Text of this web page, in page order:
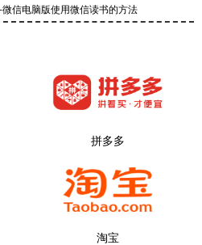
信电脑版使用微信读书的方法
拼多多
淘宝